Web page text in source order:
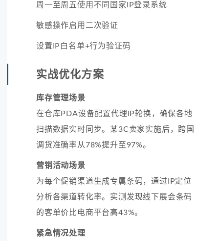
周一至周五使用不同国家IP登录系统
敏感操作启用二次验证
设置IP白名单+行为验证码
实战优化方案
库存管理场景
在仓库PDA设备配置代理IP轮换，确保各地
扫描数据实时同步。某3C卖家实施后，跨国
调货准确率从78%提升至97%。
营销活动场景
为每个促销渠道生成专属条码，通过IP定位
分析各渠道转化率。实测发现线下展会条码
的客单价比电商平台高43%。
紧急情况处理